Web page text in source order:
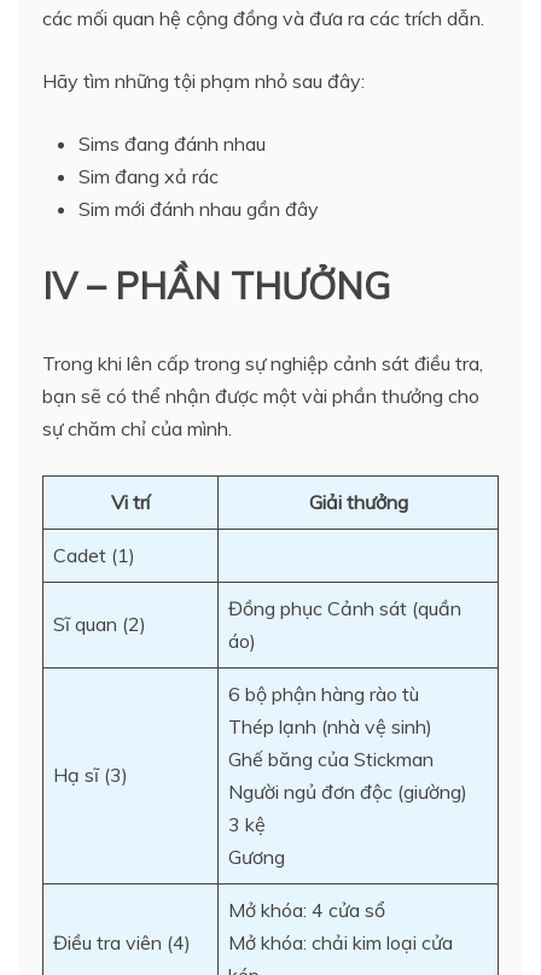
các mối quan hệ cộng đồng và đưa ra các trích dẫn.
Hãy tìm những tội phạm nhỏ sau đây:
Sims đang đánh nhau
Sim đang xả rác
Sim mới đánh nhau gần đây
IV – PHẦN THƯỞNG
Trong khi lên cấp trong sự nghiệp cảnh sát điều tra,
bạn sẽ có thể nhận được một vài phần thưởng cho
sự chăm chỉ của mình.
Vi trí Giải thưởng
Cadet (1)
Sĩ quan (2)
Đồng phục Cảnh sát (quần
áo)
Hạ sĩ (3)
6 bộ phận hàng rào tù
Thép lạnh (nhà vệ sinh)
Ghế băng của Stickman
Người ngủ đơn độc (giường)
3 kệ
Gương
Điều tra viên (4)
Mở khóa: 4 cửa sổ
Mở khóa: chải kim loại cửa